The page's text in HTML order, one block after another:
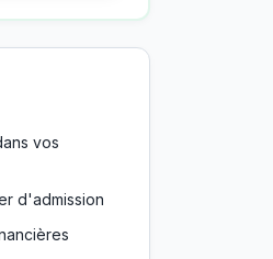
vos
d'admission